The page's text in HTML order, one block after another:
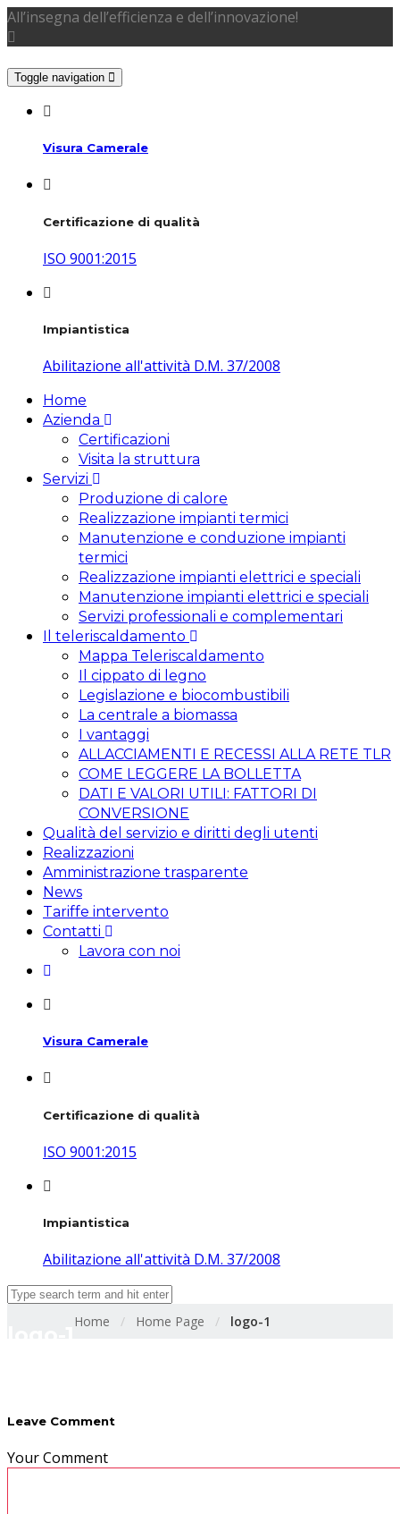
All’insegna dell’efficienza e dell’innovazione!
Toggle navigation
Visura Camerale
Certificazione di qualità
ISO 9001:2015
Impiantistica
Abilitazione all'attività D.M. 37/2008
Home
Azienda
Certificazioni
Visita la struttura
Servizi
Produzione di calore
Realizzazione impianti termici
Manutenzione e conduzione impianti
termici
Realizzazione impianti elettrici e speciali
Manutenzione impianti elettrici e speciali
Servizi professionali e complementari
Il teleriscaldamento
Mappa Teleriscaldamento
Il cippato di legno
Legislazione e biocombustibili
La centrale a biomassa
I vantaggi
ALLACCIAMENTI E RECESSI ALLA RETE TLR
COME LEGGERE LA BOLLETTA
DATI E VALORI UTILI: FATTORI DI
CONVERSIONE
Qualità del servizio e diritti degli utenti
Realizzazioni
Amministrazione trasparente
News
Tariffe intervento
Contatti
Lavora con noi
Visura Camerale
Certificazione di qualità
ISO 9001:2015
Impiantistica
Abilitazione all'attività D.M. 37/2008
Home / Home Page / logo-1
Leave Comment
Your Comment